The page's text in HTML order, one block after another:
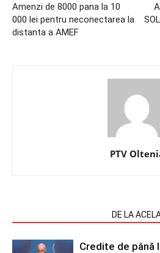
Amenzi de 8000 pana la 10
000 lei pentru neconectarea la
distanta a AMEF
PTV
DE LA
Credite de până